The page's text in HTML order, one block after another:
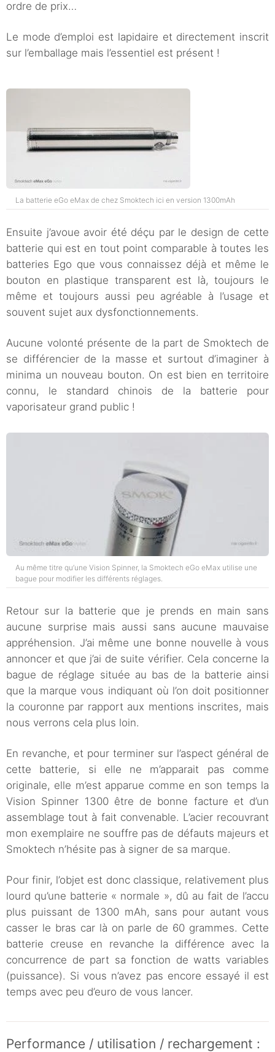
ordre de prix…
Le mode d’emploi est lapidaire et directement inscrit
sur l’emballage mais l’essentiel est présent !
La batterie eGo eMax de chez Smoktech ici en version 1300mAh
Ensuite j’avoue avoir été déçu par le design de cette
batterie qui est en tout point comparable à toutes les
batteries Ego que vous connaissez déjà et même le
bouton en plastique transparent est là, toujours le
même et toujours aussi peu agréable à l’usage et
souvent sujet aux dysfonctionnements.
Aucune volonté présente de la part de Smoktech de
se différencier de la masse et surtout d’imaginer à
minima un nouveau bouton. On est bien en territoire
connu, le standard chinois de la batterie pour
vaporisateur grand public !
Au même titre qu’une Vision Spinner, la Smoktech eGo eMax utilise une
bague pour modifier les différents réglages.
Retour sur la batterie que je prends en main sans
aucune surprise mais aussi sans aucune mauvaise
appréhension. J’ai même une bonne nouvelle à vous
annoncer et que j’ai de suite vérifier. Cela concerne la
bague de réglage située au bas de la batterie ainsi
que la marque vous indiquant où l’on doit positionner
la couronne par rapport aux mentions inscrites, mais
nous verrons cela plus loin.
En revanche, et pour terminer sur l’aspect général de
cette batterie, si elle ne m’apparait pas comme
originale, elle m’est apparue comme en son temps la
Vision Spinner 1300 être de bonne facture et d’un
assemblage tout à fait convenable. L’acier recouvrant
mon exemplaire ne souffre pas de défauts majeurs et
Smoktech n’hésite pas à signer de sa marque.
Pour finir, l’objet est donc classique, relativement plus
lourd qu’une batterie « normale », dû au fait de l’accu
plus puissant de 1300 mAh, sans pour autant vous
casser le bras car là on parle de 60 grammes. Cette
batterie creuse en revanche la différence avec la
concurrence de part sa fonction de watts variables
(puissance). Si vous n’avez pas encore essayé il est
temps avec peu d’euro de vous lancer.
Performance / utilisation / rechargement :